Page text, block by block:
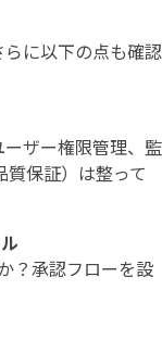
に以下の点も確認
ザー権限管理、監
質保証）は整って
？承認フローを設